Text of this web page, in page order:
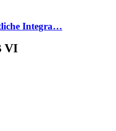
Integra…
VI